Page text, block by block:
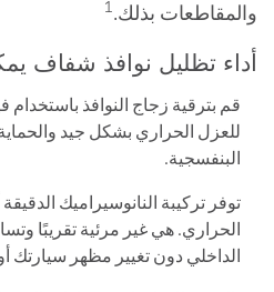
والمقاطعات بذلك.1
أداء تظليل نوافذ شفاف
للعزل الحراري بشكل جيد
البنفسجية.
توفر تركيبة النانوسيراميك
الحراري. هي غير مرئية تقريبًا
الداخلي دون تغيير مظهر سيارتك